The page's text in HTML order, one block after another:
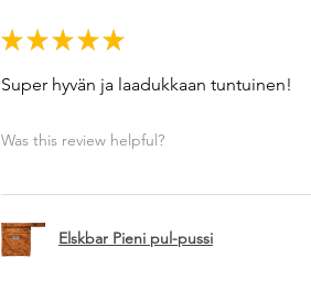
★ ★ ★ ★ ★
Super hyvän ja laadukkaan tuntuinen!
Was this review helpful?
Elskbar Pieni pul-pussi